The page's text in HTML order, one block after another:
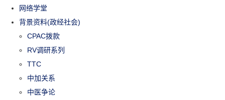
网络学堂
背景资料(政经社会)
CPAC拨款
RV调研系列
TTC
中加关系
中医争论